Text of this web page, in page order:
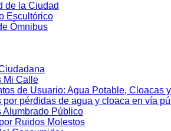
de la Ciudad
Escultórico
Ómnibus
Mi Calle
de Usuario: Agua Potable, Cloacas
por pérdidas de agua y cloaca en vía
Alumbrado Público
Ruidos Molestos